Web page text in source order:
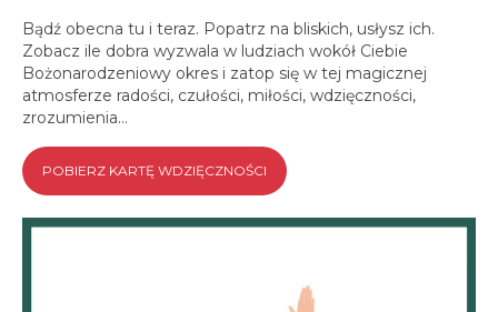
Bądź obecna tu i teraz. Popatrz na bliskich, usłysz ich.
Zobacz ile dobra wyzwala w ludziach wokół Ciebie
Bożonarodzeniowy okres i zatop się w tej magicznej
atmosferze radości, czułości, miłości, wdzięczności,
zrozumienia…
POBIERZ KARTĘ WDZIĘCZNOŚCI